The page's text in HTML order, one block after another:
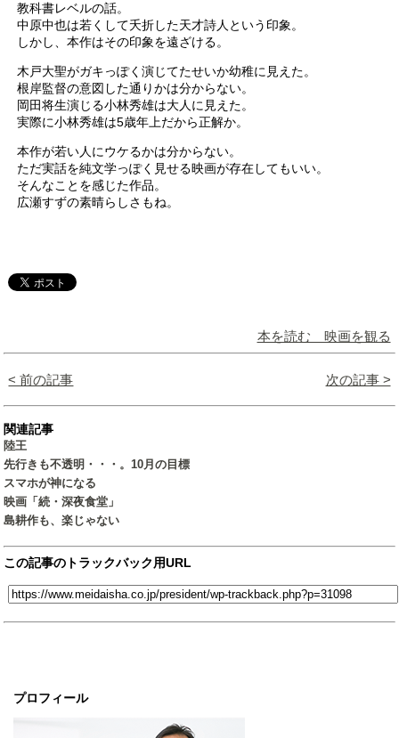
プロフィール
教科書レベルの話。
中原中也は若くして夭折した天才詩人という印象。
しかし、本作はその印象を遠ざける。
木戸大聖がガキっぽく演じてたせいか幼稚に見えた。
根岸監督の意図した通りかは分からない。
岡田将生演じる小林秀雄は大人に見えた。
実際に小林秀雄は5歳年上だから正解か。
本作が若い人にウケるかは分からない。
ただ実話を純文学っぽく見せる映画が存在してもいい。
そんなことを感じた作品。
広瀬すずの素晴らしさもね。
本を読む 映画を観る
< 前の記事 次の記事 >
関連記事
陸王
先行きも不透明・・・。10月の目標
スマホが神になる
映画「続・深夜食堂」
島耕作も、楽じゃない
この記事のトラックバック用URL